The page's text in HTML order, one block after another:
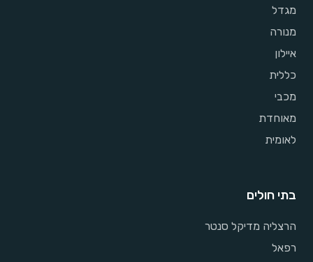
מגדל
מנורה
איילון
כללית
מכבי
מאוחדת
לאומית
בתי חולים
הרצליה מדיקל סנטר
רפאל